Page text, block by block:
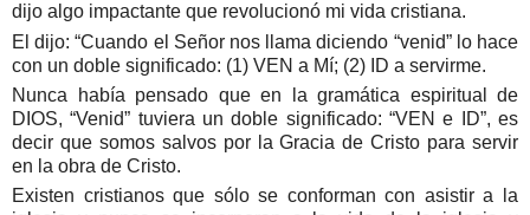
dijo algo impactante que revolucionó mi vida cristiana.
El dijo: “Cuando el Señor nos llama diciendo “venid” lo hace
con un doble significado: (1) VEN a Mí; (2) ID a servirme.
Nunca había pensado que en la gramática espiritual de
DIOS, “Venid” tuviera un doble significado: “VEN e ID”, es
decir que somos salvos por la Gracia de Cristo para servir
en la obra de Cristo.
Existen cristianos que sólo se conforman con asistir a la